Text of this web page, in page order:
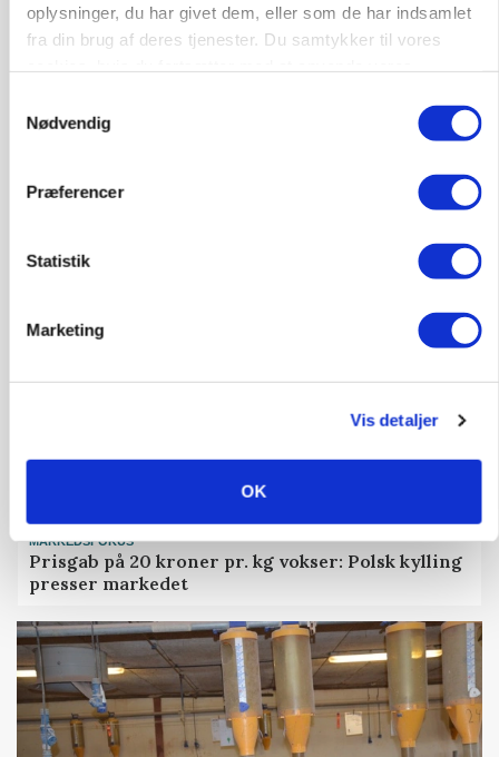
oplysninger, du har givet dem, eller som de har indsamlet
fra din brug af deres tjenester. Du samtykker til vores
Nødvendig
Præferencer
Statistik
Marketing
Vis detaljer
OK
PLANTER
18 montører står klar i høsten: Sådan holder PN
MARKEDSFOKUS
Prisgab på 20 kroner pr. kg vokser: Polsk kylling
presser markedet